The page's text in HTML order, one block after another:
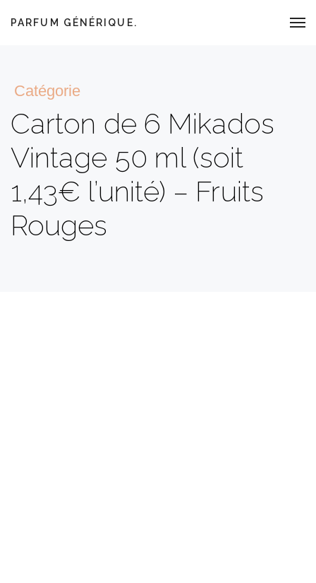
PARFUM GÉNÉRIQUE.
Catégorie
Carton de 6 Mikados
Vintage 50 ml (soit
1,43€ l’unité) – Fruits
Rouges